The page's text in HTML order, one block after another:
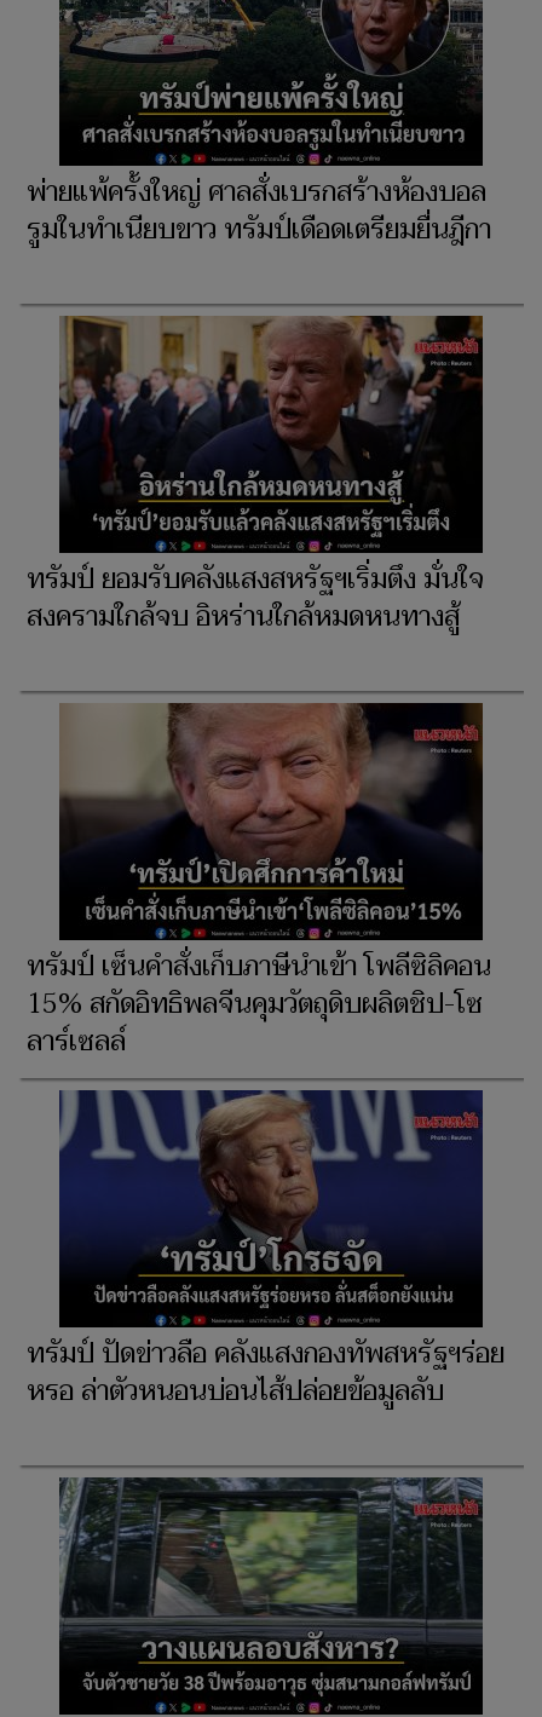
พ่ายแพ้ครั้งใหญ่ ศาลสั่งเบรกสร้างห้องบอล
รูมในทำเนียบขาว ทรัมป์เดือดเตรียมยื่นฎีกา
ทรัมป์ ยอมรับคลังแสงสหรัฐฯเริ่มตึง มั่นใจ
สงครามใกล้จบ อิหร่านใกล้หมดหนทางสู้
ทรัมป์ เซ็นคำสั่งเก็บภาษีนำเข้า โพลีซิลิคอน
15% สกัดอิทธิพลจีนคุมวัตถุดิบผลิตชิป-โซ
ลาร์เซลล์
ทรัมป์ ปัดข่าวลือ คลังแสงกองทัพสหรัฐฯร่อย
หรอ ล่าตัวหนอนบ่อนไส้ปล่อยข้อมูลลับ